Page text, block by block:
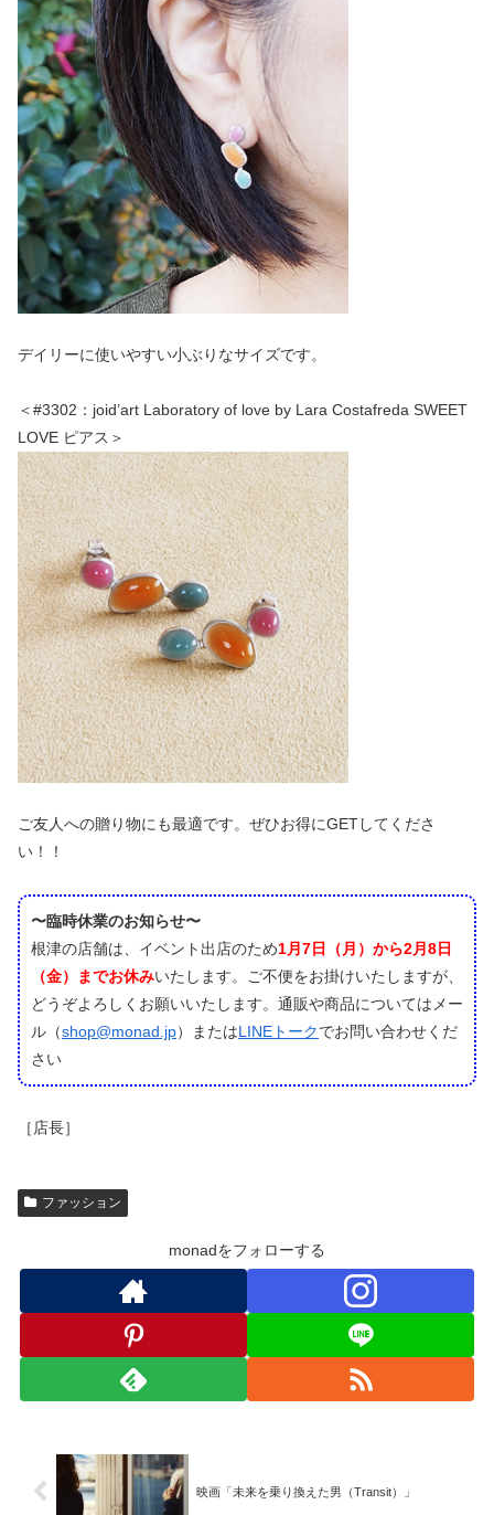
デイリーに使いやすい小ぶりなサイズです。
＜#3302：joid’art Laboratory of love by Lara Costafreda SWEET
LOVE ピアス＞
ご友人への贈り物にも最適です。ぜひお得にGETしてくださ
い！！
〜臨時休業のお知らせ〜
根津の店舗は、イベント出店のため1月7日（月）から2月8日
（金）までお休みいたします。ご不便をお掛けいたしますが、
どうぞよろしくお願いいたします。通販や商品についてはメー
ル（shop@monad.jp）またはLINEトークでお問い合わせくだ
さい
［店長］
ファッション
monadをフォローする
映画「未来を乗り換えた男（Transit）」